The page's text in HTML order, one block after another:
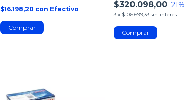
$16.198,20 con Efectivo $320.098,00 21
3 x $106.699,33 sin interés